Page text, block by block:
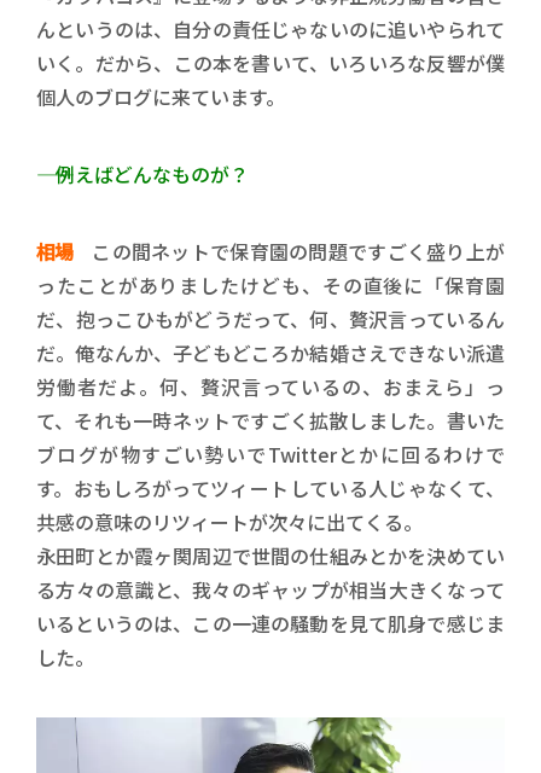
んというのは、自分の責任じゃないのに追いやられて
いく。だから、この本を書いて、いろいろな反響が僕
個人のブログに来ています。
―― 例えばどんなものが？
相場この間ネットで保育園の問題ですごく盛り上が
ったことがありましたけども、その直後に「保育園
だ、抱っこひもがどうだって、何、贅沢言っているん
だ。俺なんか、子どもどころか結婚さえできない派遣
労働者だよ。何、贅沢言っているの、おまえら」っ
て、それも一時ネットですごく拡散しました。書いた
ブログが物すごい勢いでTwitterとかに回るわけで
す。おもしろがってツィートしている人じゃなくて、
共感の意味のリツィートが次々に出てくる。
永田町とか霞ヶ関周辺で世間の仕組みとかを決めてい
る方々の意識と、我々のギャップが相当大きくなって
いるというのは、この一連の騒動を見て肌身で感じま
した。